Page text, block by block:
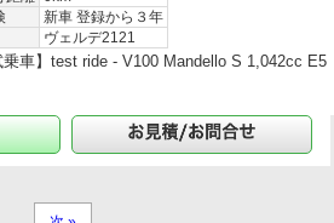
新車 登録から３年
ヴェルデ2121
乗車】test ride - V100 Mandello S 1,042cc E5